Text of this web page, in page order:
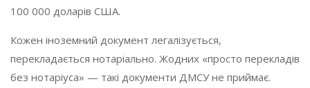
100 000 доларів США.
Кожен іноземний документ легалізується,
перекладається нотаріально. Жодних «просто перекладів
без нотаріуса» — такі документи ДМСУ не приймає.